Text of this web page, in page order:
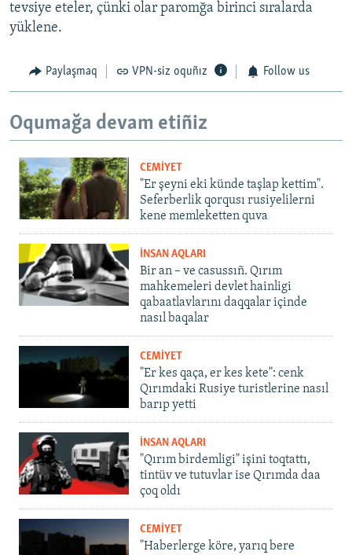
tevsiye eteler, çünki olar paromğa birinci sıralarda
yüklene.
Paylaşmaq VPN-siz oquñız Follow us
Oqumağa devam etiñiz
CEMİYET
"Er şeyni eki künde taşlap kettim".
Seferberlik qorqusı rusiyelilerni
kene memleketten quva
İNSAN AQLARI
Bir an – ve casussıñ. Qırım
mahkemeleri devlet hainligi
qabaatlavlarını daqqalar içinde
nasıl baqalar
CEMİYET
"Er kes qaça, er kes kete": cenk
Qırımdaki Rusiye turistlerine nasıl
barıp yetti
İNSAN AQLARI
"Qırım birdemligi" işini toqtattı,
tintüv ve tutuvlar ise Qırımda daa
çoq oldı
CEMİYET
"Haberlerge köre, yarıq bere